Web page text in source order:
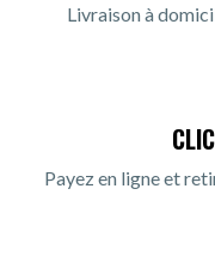
Livraison à
Payez en ligne et